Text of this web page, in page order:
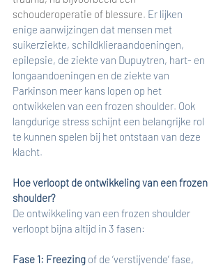
schouderoperatie of blessure. Er lijken
enige aanwijzingen dat mensen met
suikerziekte, schildklieraandoeningen,
epilepsie, de ziekte van Dupuytren, hart- en
longaandoeningen en de ziekte van
Parkinson meer kans lopen op het
ontwikkelen van een frozen shoulder. Ook
langdurige stress schijnt een belangrijke rol
te kunnen spelen bij het ontstaan van deze
klacht.
Hoe verloopt de ontwikkeling van een frozen
shoulder?
De ontwikkeling van een frozen shoulder
verloopt bijna altijd in 3 fasen:
Fase 1: Freezing of de ‘verstijvende’ fase,